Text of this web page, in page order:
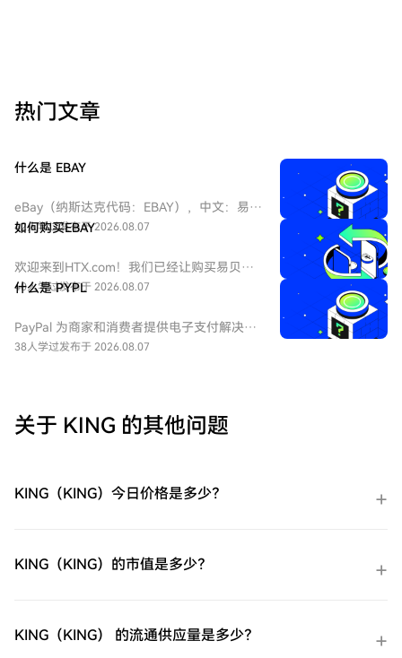
热门文章
什么是 EBAY
eBay（纳斯达克代码：EBAY），中文：易
贝，eBay是全球领先的电子商务巨头，成立
拍卖和零售购物的先驱，它连接全球数亿买
家和卖家。公司业务涵盖C2C和B2C领域，是
美国股票市场中极具代表性的互联网平台
42人学过发布于 2026.08.07
如何购买EBAY
欢迎来到HTX.com！我们已经让购买易贝
（EBAY）变得简单而便捷。跟随我们的逐步
步：创建您的HTX账户使用您的电子邮件、
手机号码注册一个免费账户在HTX上。体验
买：使用您HTX账户余额中的资金进行无缝
易。HTX场外交易台（OTC）购买：为大量
（EBAY）后，将其存储在您的HTX账户钱包
中。您也可以通过区块链转账将其发送到其
松交易易贝（EBAY)。访问您的账户，选择
您的交易对，执行您的交易，并实时监控。
40人学过发布于 2026.08.07
什么是 PYPL
PayPal 为商家和消费者提供电子支付解决方
案，重点关注在线交易。到2025年底，该公
38人学过发布于 2026.08.07
关于 KING 的其他问题
KING（KING）今日价格是多少？
KING（KING）的市值是多少？
KING（KING） 的流通供应量是多少？